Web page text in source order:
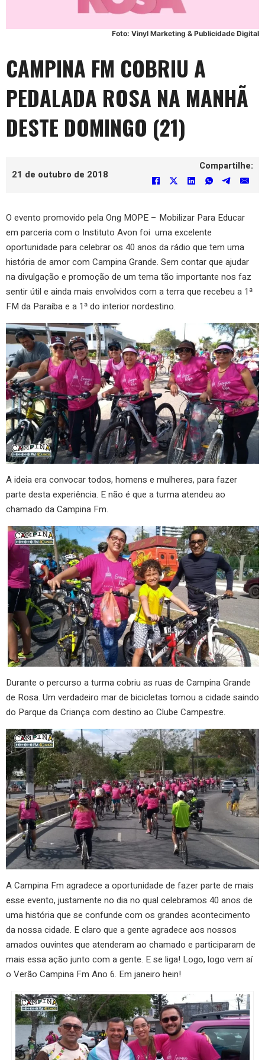
Foto: Vinyl Marketing & Publicidade Digital
CAMPINA FM COBRIU A
PEDALADA ROSA NA MANHÃ
DESTE DOMINGO (21)
21 de outubro de 2018
Compartilhe:
O evento promovido pela Ong MOPE – Mobilizar Para Educar
em parceria com o Instituto Avon foi uma excelente
oportunidade para celebrar os 40 anos da rádio que tem uma
história de amor com Campina Grande. Sem contar que ajudar
na divulgação e promoção de um tema tão importante nos faz
sentir útil e ainda mais envolvidos com a terra que recebeu a 1ª
FM da Paraíba e a 1ª do interior nordestino.
A ideia era convocar todos, homens e mulheres, para fazer
parte desta experiência. E não é que a turma atendeu ao
chamado da Campina Fm.
Durante o percurso a turma cobriu as ruas de Campina Grande
de Rosa. Um verdadeiro mar de bicicletas tomou a cidade saindo
do Parque da Criança com destino ao Clube Campestre.
A Campina Fm agradece a oportunidade de fazer parte de mais
esse evento, justamente no dia no qual celebramos 40 anos de
uma história que se confunde com os grandes acontecimento
da nossa cidade. E claro que a gente agradece aos nossos
amados ouvintes que atenderam ao chamado e participaram de
mais essa ação junto com a gente. E se liga! Logo, logo vem aí
o Verão Campina Fm Ano 6. Em janeiro hein!